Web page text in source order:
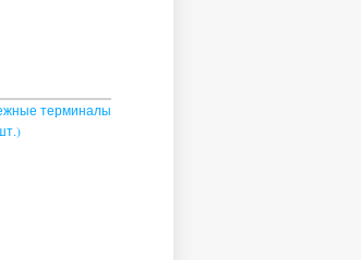
терминалы